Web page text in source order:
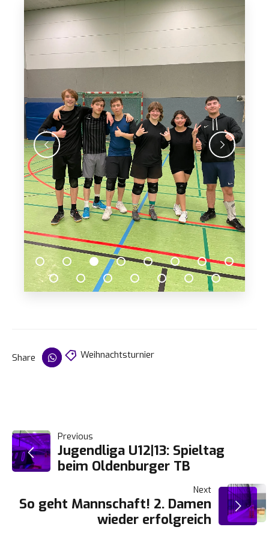
Share Weihnachtsturnier
BEITRAGSNAVIGATION
Previous
Jugendliga U12|13: Spieltag
beim Oldenburger TB
Next
So geht Mannschaft! 2. Damen
wieder erfolgreich